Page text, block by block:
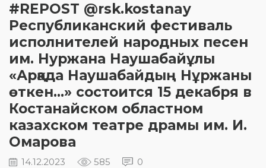
#REPOST @rsk.kostanay
Республиканский фестиваль
исполнителей народных песен
им. Нуржана Наушабайұлы
«Арқада Наушабайдың Нұржаны
өткен...» состоится 15 декабря в
Костанайском областном
казахском театре драмы им. И.
Омарова
14.12.2023 585 0